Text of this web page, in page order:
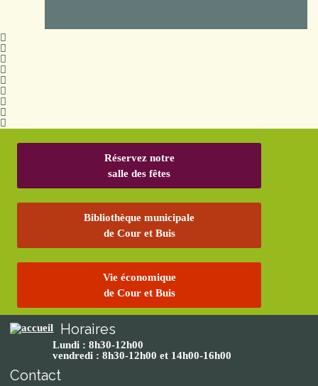
Réservez notre
salle des fêtes
Bibliothèque municipale
de Cour et Buis
Vie économique
de Cour et Buis
Horaires
Lundi : 8h30-12h00
vendredi : 8h30-12h00 et 14h00-16h00
Contact